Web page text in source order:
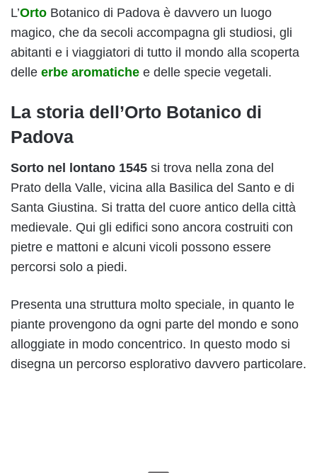
L’Orto Botanico di Padova è davvero un luogo
magico, che da secoli accompagna gli studiosi, gli
abitanti e i viaggiatori di tutto il mondo alla scoperta
delle erbe aromatiche e delle specie vegetali.
La storia dell’Orto Botanico di
Padova
Sorto nel lontano 1545 si trova nella zona del
Prato della Valle, vicina alla Basilica del Santo e di
Santa Giustina. Si tratta del cuore antico della città
medievale. Qui gli edifici sono ancora costruiti con
pietre e mattoni e alcuni vicoli possono essere
percorsi solo a piedi.
Presenta una struttura molto speciale, in quanto le
piante provengono da ogni parte del mondo e sono
alloggiate in modo concentrico. In questo modo si
disegna un percorso esplorativo davvero particolare.